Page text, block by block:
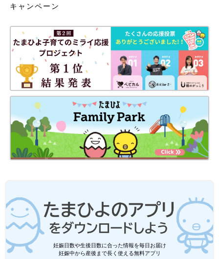
キャンペーン
妊娠日数や生後日数に合った情報を毎日お届け
妊娠中から産後まで長く使える無料アプリ